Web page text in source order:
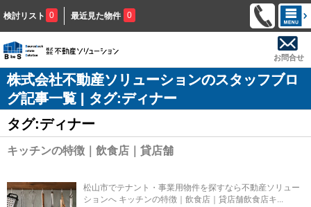
検討リスト 0 最近見た物件 0
お問合せ
株式会社不動産ソリューションのスタッフブロ
グ記事一覧 | タグ:ディナー
タグ:ディナー
キッチンの特徴｜飲食店｜貸店舗
松山市でテナント・事業用物件を探すなら不動産ソリュー
ションへ キッチンの特徴｜飲食店｜貸店舗飲食店キ...